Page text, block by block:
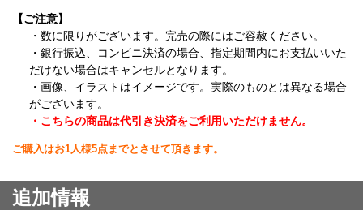
【ご注意】
・数に限りがございます。完売の際にはご容赦ください。
・銀行振込、コンビニ決済の場合、指定期間内にお支払いいた
だけない場合はキャンセルとなります。
・画像、イラストはイメージです。実際のものとは異なる場合
がございます。
・こちらの商品は代引き決済をご利用いただけません。
ご購入はお1人様5点までとさせて頂きます。
追加情報